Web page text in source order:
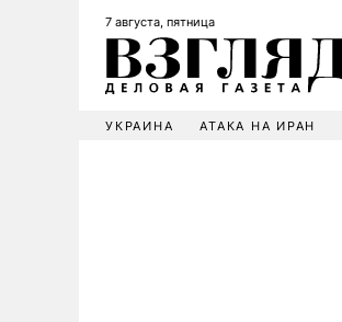
7 августа, пятница
УКРАИНА АТАКА НА ИРАН